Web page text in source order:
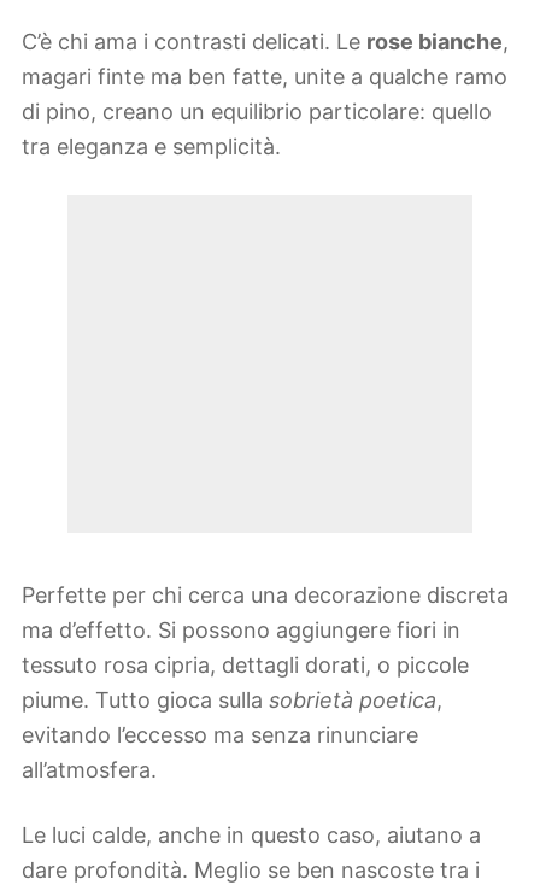
C’è chi ama i contrasti delicati. Le rose bianche,
magari finte ma ben fatte, unite a qualche ramo
di pino, creano un equilibrio particolare: quello
tra eleganza e semplicità.
Perfette per chi cerca una decorazione discreta
ma d’effetto. Si possono aggiungere fiori in
tessuto rosa cipria, dettagli dorati, o piccole
piume. Tutto gioca sulla sobrietà poetica,
evitando l’eccesso ma senza rinunciare
all’atmosfera.
Le luci calde, anche in questo caso, aiutano a
dare profondità. Meglio se ben nascoste tra i